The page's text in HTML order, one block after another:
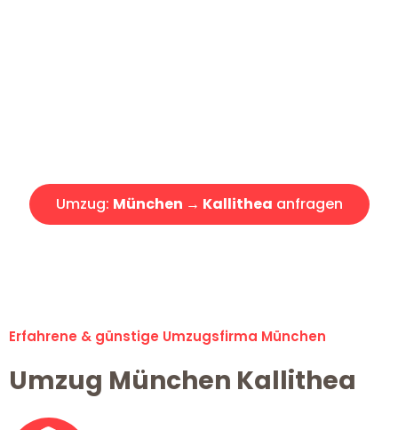
Umzug: München → Kallithea anfragen
Erfahrene & günstige Umzugsfirma München
Umzug München Kallithea